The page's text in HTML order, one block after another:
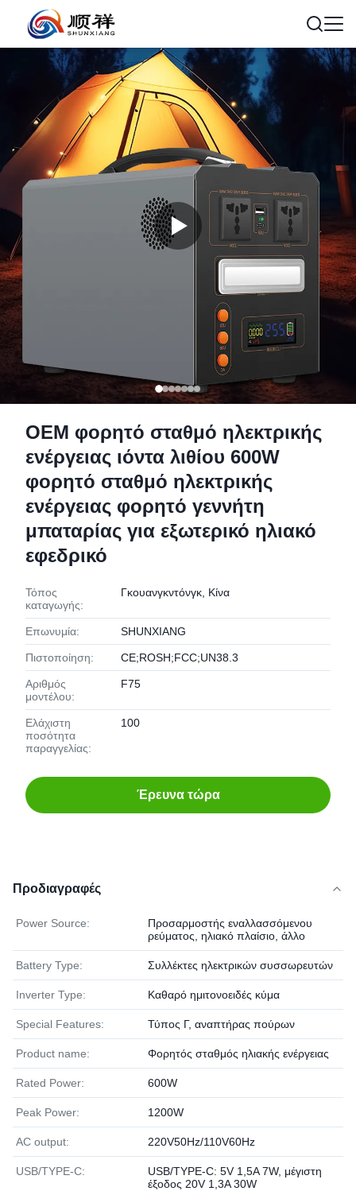
OEM φορητό σταθμό ηλεκτρικής
ενέργειας ιόντα λιθίου 600W
φορητό σταθμό ηλεκτρικής
ενέργειας φορητό γεννήτη
μπαταρίας για εξωτερικό ηλιακό
εφεδρικό
Τόπος
καταγωγής:
Γκουανγκντόνγκ, Κίνα
Επωνυμία: SHUNXIANG
Πιστοποίηση: CE;ROSH;FCC;UN38.3
Αριθμός
μοντέλου:
F75
Ελάχιστη
ποσότητα
παραγγελίας:
100
Έρευνα τώρα
Προδιαγραφές
Power Source:
Προσαρμοστής εναλλασσόμενου
ρεύματος, ηλιακό πλαίσιο, άλλο
Battery Type: Συλλέκτες ηλεκτρικών συσσωρευτών
Inverter Type: Καθαρό ημιτονοειδές κύμα
Special Features: Τύπος Γ, αναπτήρας πούρων
Product name: Φορητός σταθμός ηλιακής ενέργειας
Rated Power: 600W
Peak Power: 1200W
AC output: 220V50Hz/110V60Hz
USB/TYPE-C:
USB/TYPE-C: 5V 1,5A 7W, μέγιστη
έξοδος 20V 1,3A 30W